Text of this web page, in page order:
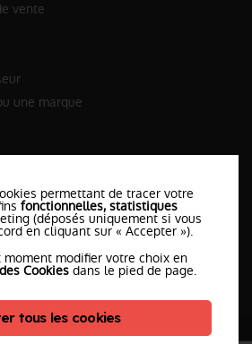
vente
une marque
Pompiers
permettant de tracer votre
fonctionnelles, statistiques
(déposés uniquement si vous
en cliquant sur « Accepter »).
moment modifier votre choix en
Cookies dans le pied de page.
tous les cookies